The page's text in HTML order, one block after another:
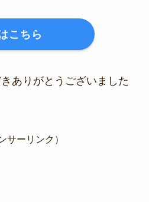
こちら
ありがとうございました
サーリンク）